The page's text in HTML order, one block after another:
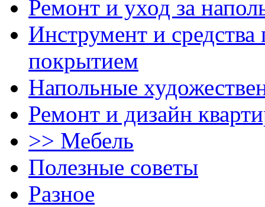
Ремонт и уход за
Инструмент и
покрытием
Напольные
Ремонт и дизайн
>> Мебель
Полезные советы
Разное